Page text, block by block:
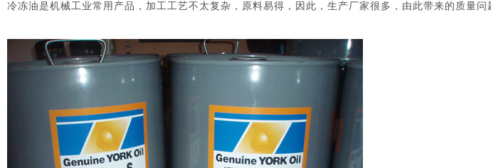
冷冻油是机械工业常用产品，加工工艺不太复杂，原料易得，因此，生产厂家很多，由此带来的质量